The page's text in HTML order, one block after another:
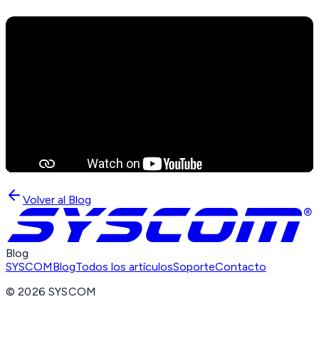
Volver al Blog
Blog
SYSCOMBlogTodos los artículosSoporteContacto
©2026 SYSCOM